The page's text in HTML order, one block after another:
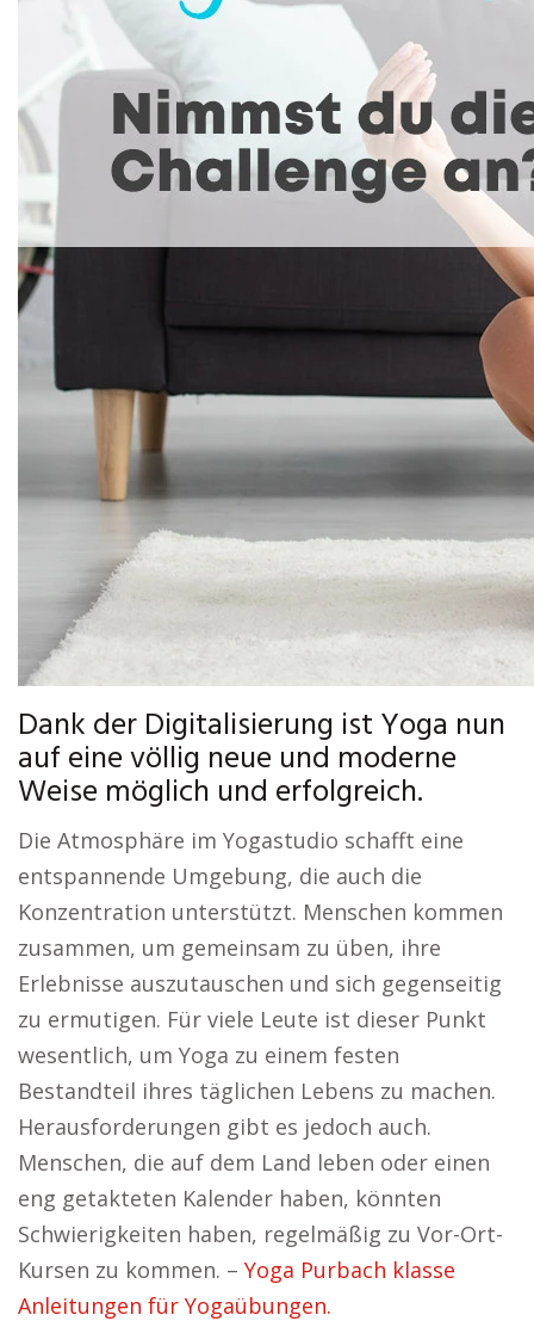
Dank der Digitalisierung ist Yoga nun
auf eine völlig neue und moderne
Weise möglich und erfolgreich.
Die Atmosphäre im Yogastudio schafft eine
entspannende Umgebung, die auch die
Konzentration unterstützt. Menschen kommen
zusammen, um gemeinsam zu üben, ihre
Erlebnisse auszutauschen und sich gegenseitig
zu ermutigen. Für viele Leute ist dieser Punkt
wesentlich, um Yoga zu einem festen
Bestandteil ihres täglichen Lebens zu machen.
Herausforderungen gibt es jedoch auch.
Menschen, die auf dem Land leben oder einen
eng getakteten Kalender haben, könnten
Schwierigkeiten haben, regelmäßig zu Vor-Ort-
Kursen zu kommen. – Yoga Purbach klasse
Anleitungen für Yogaübungen.